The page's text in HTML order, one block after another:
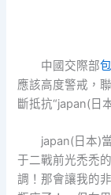
中國交際部
應該高度警戒，
斷抵抗“japan(日
japan(日本)
于二戰前光禿禿
調！那會讓我的